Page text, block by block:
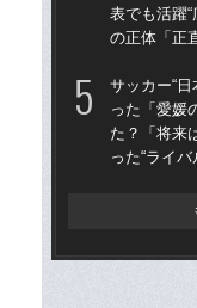
表でも活躍
の正体「正
サッカー“
った「愛媛
た？「将来
った“ライ